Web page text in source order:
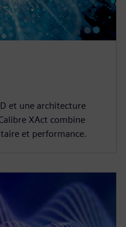
et une architecture
XAct combine
et performance.